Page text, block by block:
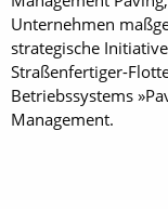
Unternehmen
strategische
Straßenfertiger-
Betriebssystems
Management.